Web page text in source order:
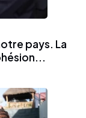
pays. La